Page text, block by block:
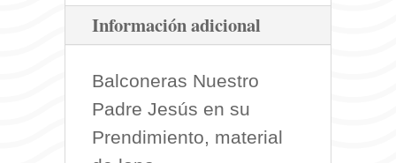
Información adicional
Balconeras Nuestro
Padre Jesús en su
Prendimiento, material